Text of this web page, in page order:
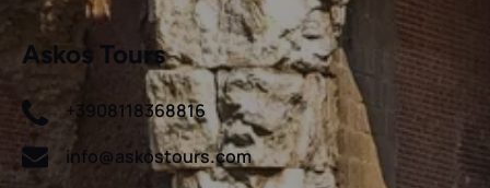
Askos Tours
+3908118368816
info@askostours.com